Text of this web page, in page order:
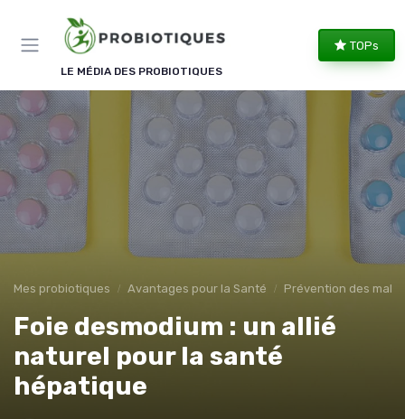
LE MÉDIA DES PROBIOTIQUES
TOPs
Mes probiotiques Avantages pour la Santé Prévention des
Foie desmodium : un allié
naturel pour la santé
hépatique